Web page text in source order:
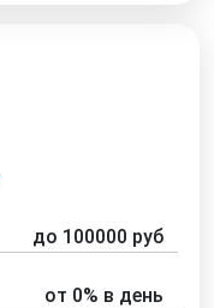
до 100000 руб
от 0% в день